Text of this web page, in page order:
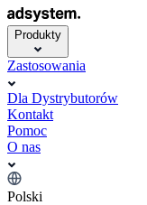
Produkty
Zastosowania
Dla Dystrybutorów
Kontakt
Pomoc
O nas
Polski